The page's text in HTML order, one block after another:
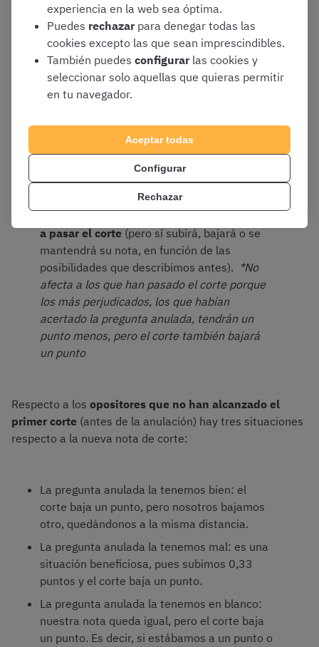
nota de corte de Jueces y Fiscales?
En el caso de esta oposiciónes crucial el momento de
anulación de las preguntas:
publicación de la nota de corte todos los
opositores se verán afectados
modificación
Si la anulación es posterior a esta
publicación los que hayan pasado el corte
a pasar el corte (pero sí subirá, bajará o se
mantendrá su nota, en función de las
posibilidades que describimos antes). *No
afecta a los que han pasado el corte porque
los más perjudicados, los que habían
acertado la pregunta anulada, tendrán un
punto menos, pero el corte también bajará
un punto
Respecto a los opositores que no han alcanzado el
primer corte (antes de la anulación) hay tres situaciones
respecto a la nueva nota de corte:
La pregunta anulada la tenemos bien: el
corte baja un punto, pero nosotros bajamos
otro, quedándonos a la misma distancia.
La pregunta anulada la tenemos mal: es una
situación beneficiosa, pues subimos 0,33
puntos y el corte baja un punto.
La pregunta anulada la tenemos en blanco:
nuestra nota queda igual, pero el corte baja
un punto. Es decir, si estábamos a un punto o
experiencia en la web sea óptima.
Puedes rechazar para denegar todas las
cookies excepto las que sean imprescindibles.
También puedes configurar las cookies y
seleccionar solo aquellas que quieras permitir
en tu navegador.
Aceptar todas
Configurar
Rechazar